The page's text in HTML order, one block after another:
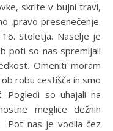
skrite v bujni travi,
,pravo presenečenje.
Stoletja. Naselje je
poti so nas spremljali
Omeniti moram
robu cestišča in smo
Pogledi so uhajali na
meglice dežnih
Pot nas je vodila čez